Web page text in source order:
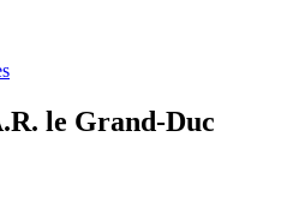
le Grand-Duc